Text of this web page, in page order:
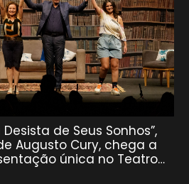
de Seus Sonhos”,
Augusto Cury, chega a
única no Teatro…